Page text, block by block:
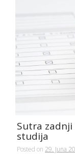
Sutra zadnji
studija
Posted on 29. Juna